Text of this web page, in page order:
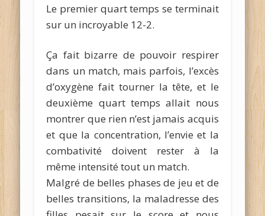
Le premier quart temps se terminait
sur un incroyable 12-2.
Ça fait bizarre de pouvoir respirer
dans un match, mais parfois, l’excès
d’oxygène fait tourner la tête, et le
deuxième quart temps allait nous
montrer que rien n’est jamais acquis
et que la concentration, l’envie et la
combativité doivent rester à la
même intensité tout un match.
Malgré de belles phases de jeu et de
belles transitions, la maladresse des